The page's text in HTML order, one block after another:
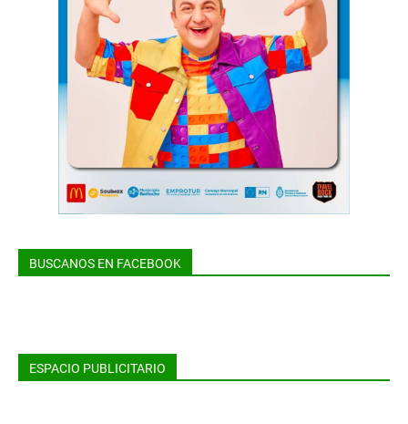
BUSCANOS EN FACEBOOK
ESPACIO PUBLICITARIO